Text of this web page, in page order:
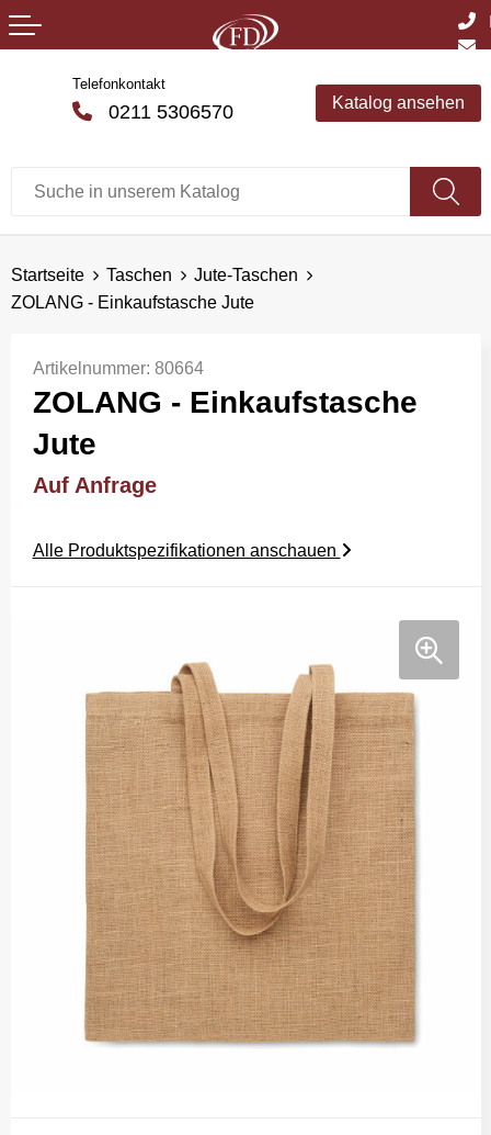
Telefonkontakt
0211 5306570 Katalog ansehen
Startseite Taschen
Jute-Taschen
ZOLANG - Einkaufstasche Jute
Artikelnummer: 80664
ZOLANG - Einkaufstasche
Jute
Auf Anfrage
Alle Produktspezifikationen anschauen